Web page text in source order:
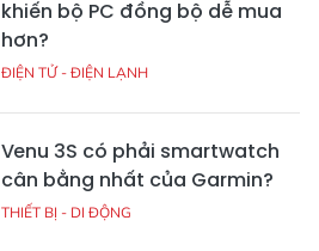
khiến bộ PC đồng bộ dễ mua
hơn?
ĐIỆN TỬ - ĐIỆN LẠNH
Venu 3S có phải smartwatch
cân bằng nhất của Garmin?
THIẾT BỊ - DI ĐỘNG